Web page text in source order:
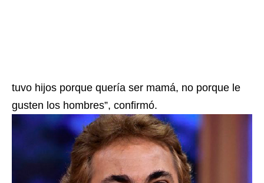
tuvo hijos porque quería ser mamá, no porque le
gusten los hombres”, confirmó.